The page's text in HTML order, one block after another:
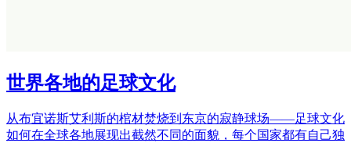
世界各地的足球文化
从布宜诺斯艾利斯的棺材焚烧到东京的寂静球场——足球文化
如何在全球各地展现出截然不同的面貌，每个国家都有自己独